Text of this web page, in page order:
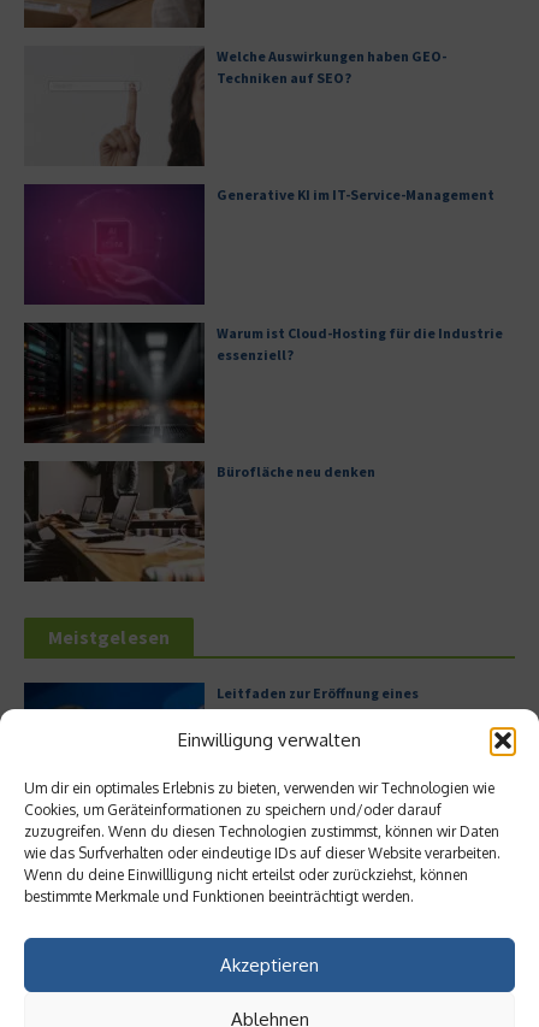
Einwilligung verwalten
Um dir ein optimales Erlebnis zu bieten, verwenden wir Technologien wie
Cookies, um Geräteinformationen zu speichern und/oder darauf
zuzugreifen. Wenn du diesen Technologien zustimmst, können wir Daten
wie das Surfverhalten oder eindeutige IDs auf dieser Website verarbeiten.
Wenn du deine Einwillligung nicht erteilst oder zurückziehst, können
bestimmte Merkmale und Funktionen beeinträchtigt werden.
Akzeptieren
Ablehnen
Welche Auswirkungen haben GEO-
Techniken auf SEO?
Generative KI im IT-Service-Management
Warum ist Cloud-Hosting für die Industrie
essenziell?
Bürofläche neu denken
Meistgelesen
Leitfaden zur Eröffnung eines
Geschäftskontos für kleine Unternehmen
Hilton Worldwide: Eine Ikone der globalen
Hotellerie im Wandel der Zeit
Digitalisierung als Wettbewerbsvorteil